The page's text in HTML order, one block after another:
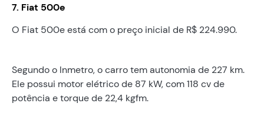
7. Fiat 500e
O Fiat 500e está com o preço inicial de R$ 224.990.
Segundo o Inmetro, o carro tem autonomia de 227 km.
Ele possui motor elétrico de 87 kW, com 118 cv de
potência e torque de 22,4 kgfm.